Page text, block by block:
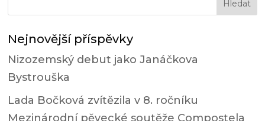
Nejnovější příspěvky
Nizozemský debut jako Janáčkova
Bystrouška
Lada Bočková zvítězila v 8. ročníku
Mezinárodní pěvecké soutěže Compostela